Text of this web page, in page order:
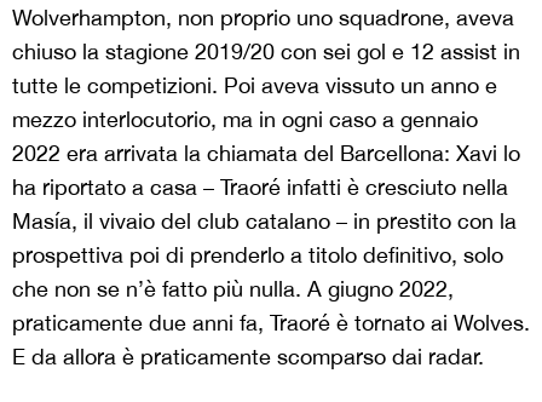
Wolverhampton, non proprio uno squadrone, aveva
chiuso la stagione 2019/20 con sei gol e 12 assist in
tutte le competizioni. Poi aveva vissuto un anno e
mezzo interlocutorio, ma in ogni caso a gennaio
2022 era arrivata la chiamata del Barcellona: Xavi lo
ha riportato a casa – Traoré infatti è cresciuto nella
Masía, il vivaio del club catalano – in prestito con la
prospettiva poi di prenderlo a titolo definitivo, solo
che non se n’è fatto più nulla. A giugno 2022,
praticamente due anni fa, Traoré è tornato ai Wolves.
E da allora è praticamente scomparso dai radar.